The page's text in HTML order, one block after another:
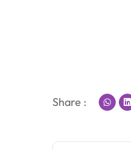
Share :